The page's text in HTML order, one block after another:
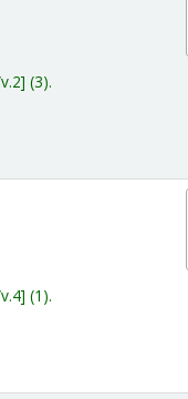
(3).
(1).